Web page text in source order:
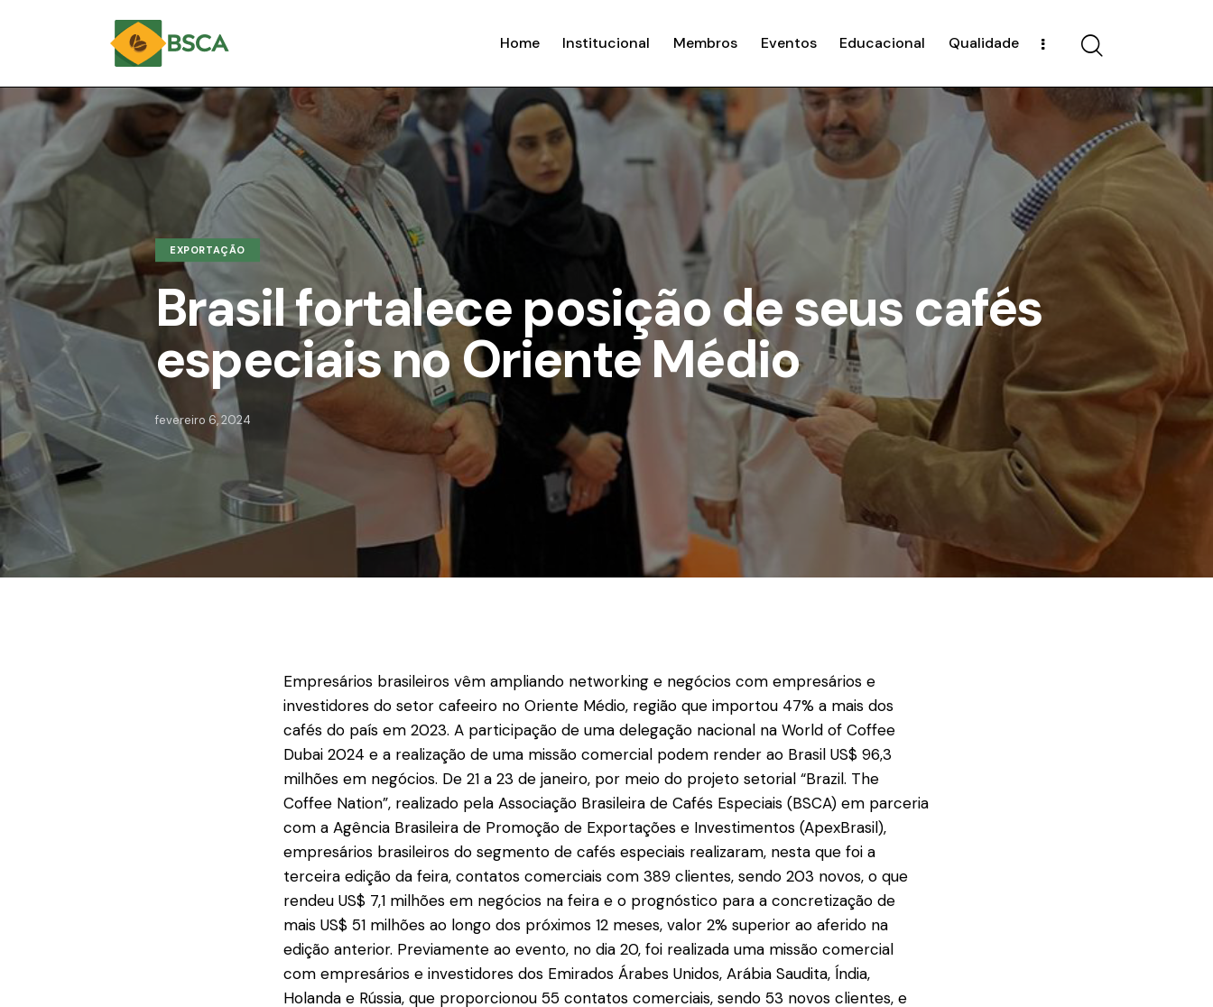
Home Institucional Membros Eventos Educacional Qualidade
EXPORTAÇÃO
Brasil fortalece posição de seus cafés
especiais no Oriente Médio
fevereiro 6, 2024
Empresários brasileiros vêm ampliando networking e negócios com empresários e
investidores do setor cafeeiro no Oriente Médio, região que importou 47% a mais dos
cafés do país em 2023. A participação de uma delegação nacional na World of Coffee
Dubai 2024 e a realização de uma missão comercial podem render ao Brasil US$ 96,3
milhões em negócios. De 21 a 23 de janeiro, por meio do projeto setorial “Brazil. The
Coffee Nation”, realizado pela Associação Brasileira de Cafés Especiais (BSCA) em parceria
com a Agência Brasileira de Promoção de Exportações e Investimentos (ApexBrasil),
empresários brasileiros do segmento de cafés especiais realizaram, nesta que foi a
terceira edição da feira, contatos comerciais com 389 clientes, sendo 203 novos, o que
rendeu US$ 7,1 milhões em negócios na feira e o prognóstico para a concretização de
mais US$ 51 milhões ao longo dos próximos 12 meses, valor 2% superior ao aferido na
edição anterior. Previamente ao evento, no dia 20, foi realizada uma missão comercial
com empresários e investidores dos Emirados Árabes Unidos, Arábia Saudita, Índia,
Holanda e Rússia, que proporcionou 55 contatos comerciais, sendo 53 novos clientes, e